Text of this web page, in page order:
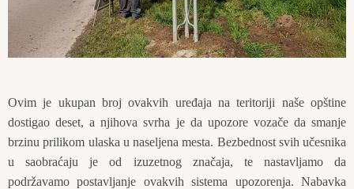
Ovim je ukupan broj ovakvih uređaja na teritoriji naše opštine
dostigao deset, a njihova svrha je da upozore vozače da smanje
brzinu prilikom ulaska u naseljena mesta. Bezbednost svih učesnika
u saobraćaju je od izuzetnog značaja, te nastavljamo da
podržavamo postavljanje ovakvih sistema upozorenja. Nabavka